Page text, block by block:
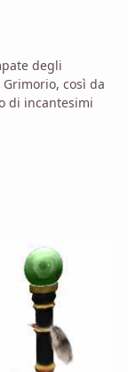
degli
così da
di incantesimi